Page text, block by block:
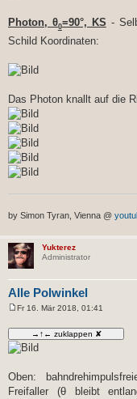
Photon, θ0=90°, KS -
Schild Koordinaten:
Das Photon knallt auf die
by Simon Tyran, Vienna @
Yukterez
Administrator
Alle Polwinkel
t
r
g
Fr 16. Mär 2018, 01:41
Oben:
Freifaller (θ bleibt